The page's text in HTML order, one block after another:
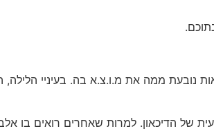
נובעת ממה את מ.ו.צ.א בה. בעיניי הלילה,
של הדיכאון‬. ‫למרות שאחרים רואים בו